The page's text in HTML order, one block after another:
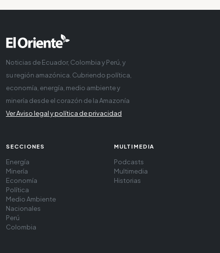
Noticias de Ecuador, Colombia y Perú, y
su región amazónica. Cubriendo política,
economía, energía, medio ambiente y
minería desde el corazón de la Amazonía
Ver Aviso legal y política de privacidad
SECCIONES
Energía
Minería
Economía
Política
Medio Ambiente
Nacionales
Perú
Colombia
MULTIMEDIA
Podcasts
Multimedia
Historias